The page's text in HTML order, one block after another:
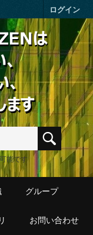
ログイン
能です
グループ
お問い合わせ